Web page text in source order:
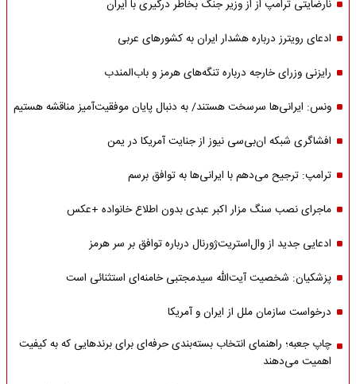
نارضایتی ترامپ از از وزیر جنگ بخاطر درگیری با ایران
ادعای رویترز درباره هشدار ایران به کشورهای عربی
رایزنی وزرای خارجه درباره تنگه‌های هرمز و باب‌المندب
ونس: ایرانی‌ها سرسخت هستند/ به دنبال پایان موفقیت‌آمیز مناقشه هستیم
افشاگری شبکه ان‌بی‌سی نیوز از جنایت آمریکا در یمن
ترامپ: ترجیح می‌دهم با ایرانی‌‌ها به توافق برسم
ماجرای نصب سنگ مزار اکبر عبدی بدون اطلاع خانواده +عکس
ادعایی جدید از وال‌استریت‌ژورنال درباره توافق بر سر هرمز
پزشکیان: شخصیت آیت‌الله سیدمجتبی خامنه‌ای استثنائی است
درخواست سازمان ملل از ایران و آمریکا
چاپ جعبه؛ راهنمای انتخاب بسته‌بندی حرفه‌ای برای برندهایی که به کیفیت
اهمیت می‌دهند